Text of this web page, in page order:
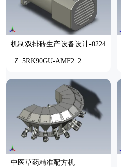
机制双排砖生产设备设计-0224
_Z_5RK90GU-AMF2_2
STP
中医草药精准配方机